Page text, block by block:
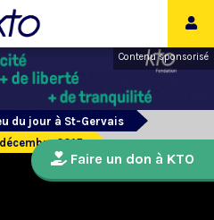
Contenu sponsorisé
du jour à St-Gervais
2015
Faire un don à KTO